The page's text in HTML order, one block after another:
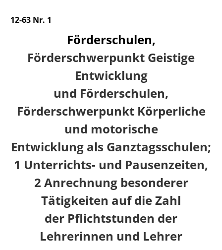
12-63 Nr. 1
Förderschulen,
Förderschwerpunkt Geistige
Entwicklung
und Förderschulen,
Förderschwerpunkt Körperliche
und motorische
Entwicklung als Ganztagsschulen;
1 Unterrichts- und Pausenzeiten,
2 Anrechnung besonderer
Tätigkeiten auf die Zahl
der Pflichtstunden der
Lehrerinnen und Lehrer